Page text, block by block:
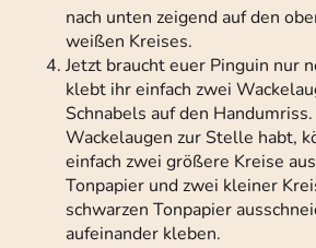
nach unten zeigend auf den
weißen Kreises.
Jetzt braucht euer Pinguin nur
klebt ihr einfach zwei
Schnabels auf den
Wackelaugen zur Stelle habt,
einfach zwei größere Kreise
Tonpapier und zwei kleiner
schwarzen Tonpapier
aufeinander kleben.